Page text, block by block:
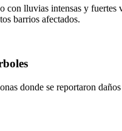
con lluvias intensas y
barrios afectados.
donde se reportaron